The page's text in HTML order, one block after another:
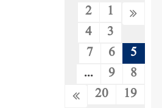
1
2
3
4
5
6
7
8
9
...
19
20